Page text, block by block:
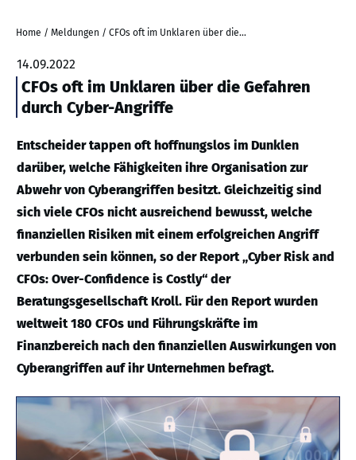
Home / Meldungen / CFOs oft im Unklaren über die Gefahren durch Cyber-Angriffe
14.09.2022
CFOs oft im Unklaren über die Gefahren
durch Cyber-Angriffe
Entscheider tappen oft hoffnungslos im Dunklen
darüber, welche Fähigkeiten ihre Organisation zur
Abwehr von Cyberangriffen besitzt. Gleichzeitig sind
sich viele CFOs nicht ausreichend bewusst, welche
finanziellen Risiken mit einem erfolgreichen Angriff
verbunden sein können, so der Report „Cyber Risk and
CFOs: Over-Confidence is Costly“ der
Beratungsgesellschaft Kroll. Für den Report wurden
weltweit 180 CFOs und Führungskräfte im
Finanzbereich nach den finanziellen Auswirkungen von
Cyberangriffen auf ihr Unternehmen befragt.